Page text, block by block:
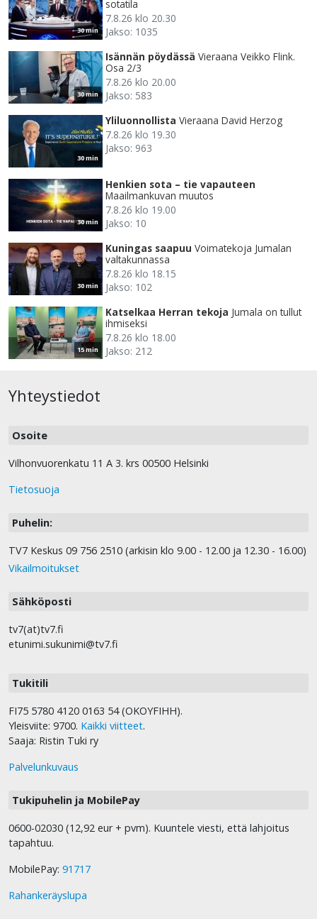
30 min
sotatila
7.8.26 klo 20.30
Jakso: 1035
30 min
Isännän pöydässä Vieraana Veikko Flink.
Osa 2/3
7.8.26 klo 20.00
Jakso: 583
30 min
Yliluonnollista Vieraana David Herzog
7.8.26 klo 19.30
Jakso: 963
30 min
Henkien sota – tie vapauteen
Maailmankuvan muutos
7.8.26 klo 19.00
Jakso: 10
30 min
Kuningas saapuu Voimatekoja Jumalan
valtakunnassa
7.8.26 klo 18.15
Jakso: 102
15 min
Katselkaa Herran tekoja Jumala on tullut
ihmiseksi
7.8.26 klo 18.00
Jakso: 212
Yhteystiedot
Osoite
Vilhonvuorenkatu 11 A 3. krs 00500 Helsinki
Tietosuoja
Puhelin:
TV7 Keskus 09 756 2510 (arkisin klo 9.00 - 12.00 ja 12.30 - 16.00)
Vikailmoitukset
Sähköposti
tv7(at)tv7.fi
etunimi.sukunimi@tv7.fi
Tukitili
FI75 5780 4120 0163 54 (OKOYFIHH).
Yleisviite: 9700. Kaikki viitteet.
Saaja: Ristin Tuki ry
Palvelunkuvaus
Tukipuhelin ja MobilePay
0600-02030 (12,92 eur + pvm). Kuuntele viesti, että lahjoitus
tapahtuu.
MobilePay: 91717
Rahankeräyslupa